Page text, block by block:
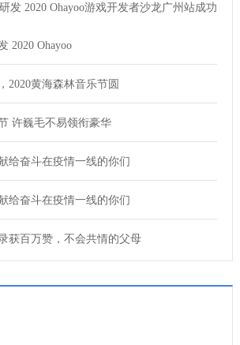
2020 Ohayoo
2020黄海森林音乐节圆
许巍毛不易领衔豪华
给奋斗在疫情一线的你们
给奋斗在疫情一线的你们
获百万赞，不会共情的父母